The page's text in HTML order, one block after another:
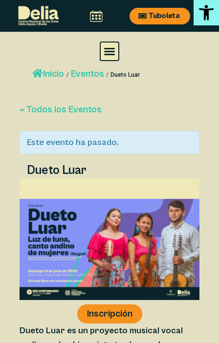
contenido
Tuboleta
M
e
n
Inicio / Eventos / Dueto Luar
« Todos los Eventos
Este evento ha pasado.
Dueto Luar
Inscripción
Dueto Luar es un proyecto musical vocal
Navegación
de
entradas